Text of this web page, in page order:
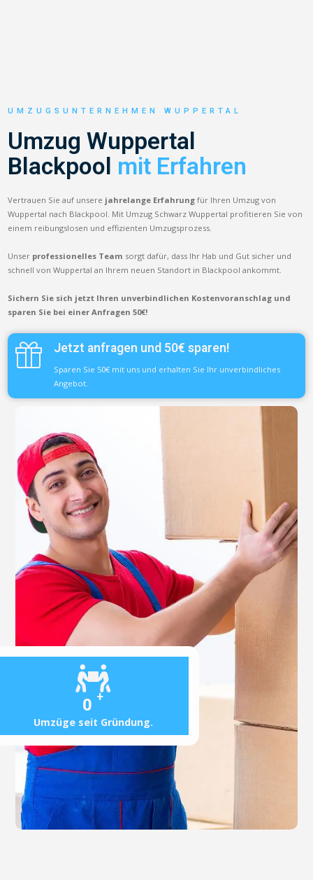
0 +
Umzüge seit Gründung.
UMZUGSUNTERNEHMEN WUPPERTAL
Umzug Wuppertal
Blackpool mit Erfahren
Vertrauen Sie auf unsere jahrelange Erfahrung für Ihren Umzug von
Wuppertal nach Blackpool. Mit Umzug Schwarz Wuppertal profitieren Sie von
einem reibungslosen und effizienten Umzugsprozess.
Unser professionelles Team sorgt dafür, dass Ihr Hab und Gut sicher und
schnell von Wuppertal an Ihrem neuen Standort in Blackpool ankommt.
Sichern Sie sich jetzt Ihren unverbindlichen Kostenvoranschlag und
sparen Sie bei einer Anfragen 50€!
Jetzt anfragen und 50€ sparen!
Sparen Sie 50€ mit uns und erhalten Sie Ihr unverbindliches
Angebot.